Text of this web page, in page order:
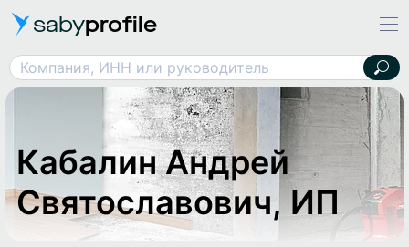
sabyprofile
Компания, ИНН или руководитель
Кабалин Андрей
Святославович, ИП